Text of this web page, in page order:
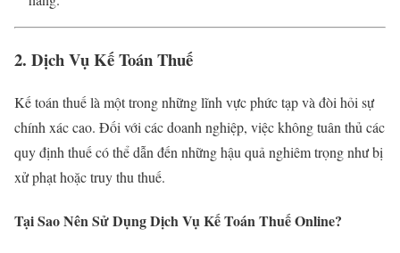
2. Dịch Vụ Kế Toán Thuế
Kế toán thuế là một trong những lĩnh vực phức tạp và đòi hỏi sự
chính xác cao. Đối với các doanh nghiệp, việc không tuân thủ các
quy định thuế có thể dẫn đến những hậu quả nghiêm trọng như bị
xử phạt hoặc truy thu thuế.
Tại Sao Nên Sử Dụng Dịch Vụ Kế Toán Thuế Online?